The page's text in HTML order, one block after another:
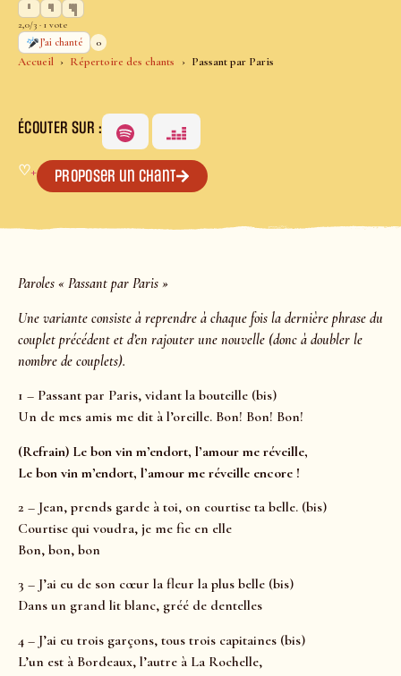
Accueil Répertoire des chants Passant par Paris
2,0/3 · 1 vote
J’ai chanté
0
ÉCOUTER SUR :
♡+ Proposer un chant
Paroles « Passant par Paris »
Une variante consiste à reprendre à chaque fois la dernière phrase du
couplet précédent et d’en rajouter une nouvelle (donc à doubler le
nombre de couplets).
1 – Passant par Paris, vidant la bouteille (bis)
Un de mes amis me dit à l’oreille. Bon! Bon! Bon!
(Refrain) Le bon vin m’endort, l’amour me réveille,
Le bon vin m’endort, l’amour me réveille encore !
2 – Jean, prends garde à toi, on courtise ta belle. (bis)
Courtise qui voudra, je me fie en elle
Bon, bon, bon
3 – J’ai eu de son cœur la fleur la plus belle (bis)
Dans un grand lit blanc, gréé de dentelles
4 – J’ai eu trois garçons, tous trois capitaines (bis)
L’un est à Bordeaux, l’autre à La Rochelle,